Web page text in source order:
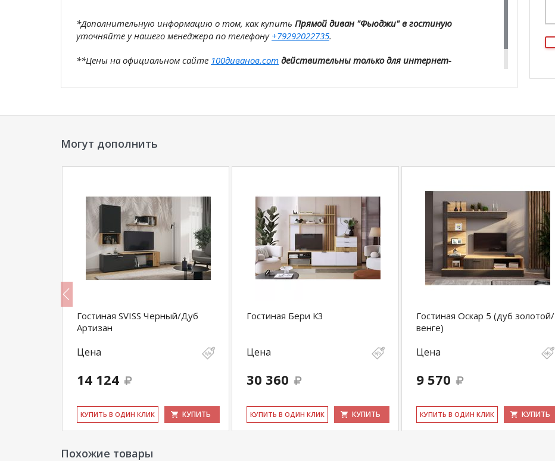
*Дополнительную информацию о том, как купить Прямой диван "Фьюджи" в гостиную
уточняйте у нашего менеджера по телефону +79292022735.
**Цены на официальном сайте 100диванов.com действительны только для интернет-
Могут дополнить
Гостиная SVISS Черный/Дуб
Артизан
Цена
14 124
КУ­ПИТЬ В ОДИН КЛИК КУПИТЬ
Гостиная Бери К3
Цена
30 360
КУ­ПИТЬ В ОДИН КЛИК КУПИТЬ
Гостиная Оскар 5 (дуб золотой/
венге)
Цена
9 570
КУ­ПИТЬ В ОДИН КЛИК КУПИТЬ
Похожие товары